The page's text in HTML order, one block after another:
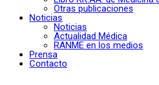
Otras publicaciones
Noticias
Noticias
Actualidad Médica
RANME en los medios
Prensa
Contacto